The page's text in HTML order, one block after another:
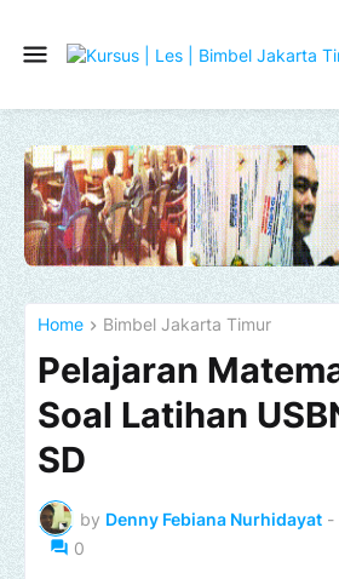
Home Bimbel Jakarta Timur
Pelajaran
Soal Latihan
SD
by Denny Febiana Nurhidayat -
0